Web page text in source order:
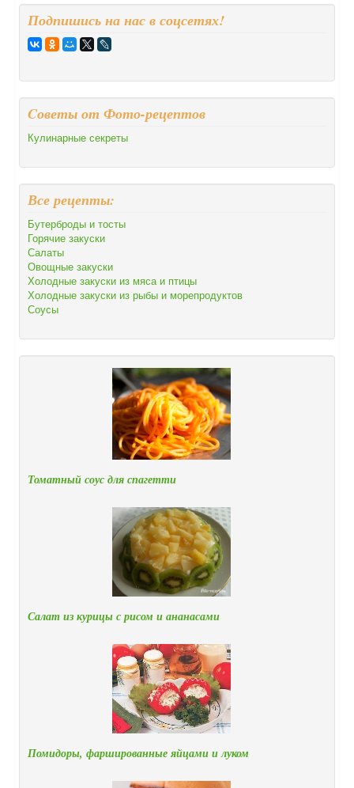
Подпишись на нас в соцсетях!
Cоветы от Фото-рецептов
Кулинарные секреты
Все рецепты:
Бутерброды и тосты
Горячие закуски
Салаты
Овощные закуски
Холодные закуски из мяса и птицы
Холодные закуски из рыбы и морепродуктов
Соусы
Томатный соус для спагетти
Салат из курицы с рисом и ананасами
Помидоры, фаршированные яйцами и луком